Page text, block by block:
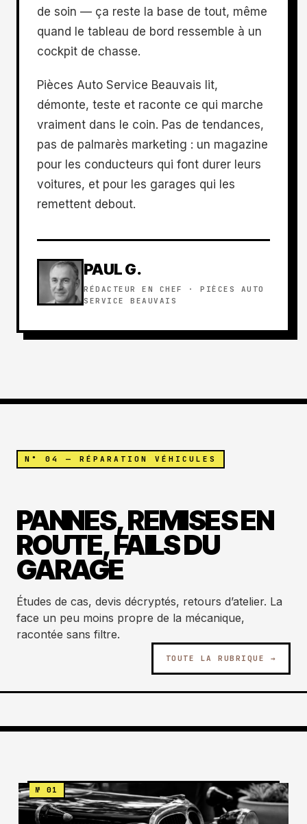
de soin — ça reste la base de tout, même
quand le tableau de bord ressemble à un
cockpit de chasse.
Pièces Auto Service Beauvais lit,
démonte, teste et raconte ce qui marche
vraiment dans le coin. Pas de tendances,
pas de palmarès marketing : un magazine
pour les conducteurs qui font durer leurs
voitures, et pour les garages qui les
remettent debout.
PAUL G.
RÉDACTEUR EN CHEF · PIÈCES AUTO
SERVICE BEAUVAIS
N° 04 — RÉPARATION VÉHICULES
PANNES, REMISES EN
ROUTE, FAILS DU
GARAGE
Études de cas, devis décryptés, retours d’atelier. La
face un peu moins propre de la mécanique,
racontée sans filtre.
TOUTE LA RUBRIQUE →